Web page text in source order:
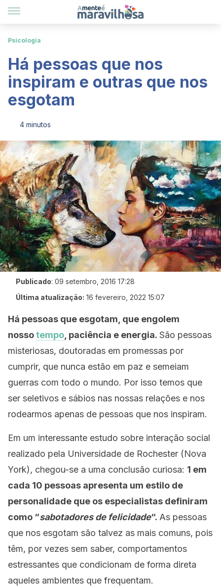
Psicologia
Há pessoas que nos
inspiram e outras que nos
esgotam
4 minutos
Publicado: 09 setembro, 2016 17:28
Última atualização: 16 fevereiro, 2022 15:07
Há pessoas que esgotam, que engolem
nossotempo , paciência e energia. São pessoas
misteriosas, doutoradas em promessas por
cumprir, que nunca estão em paz e semeiam
guerras com todo o mundo. Por isso temos que
ser seletivos e sábios nas nossas relações e nos
rodearmos apenas de pessoas que nos inspiram.
Em um interessante estudo sobre interação social
realizado pela Universidade de Rochester (Nova
York), chegou-se a uma conclusão curiosa: 1 em
cada 10 pessoas apresenta um estilo de
personalidade que os especialistas definiram
como “sabotadores de felicidade“. As pessoas
que nos esgotam são talvez as mais comuns, pois
têm, por vezes sem saber, comportamentos
estressantes que condicionam de forma direta
aqueles ambientes que frequentam.